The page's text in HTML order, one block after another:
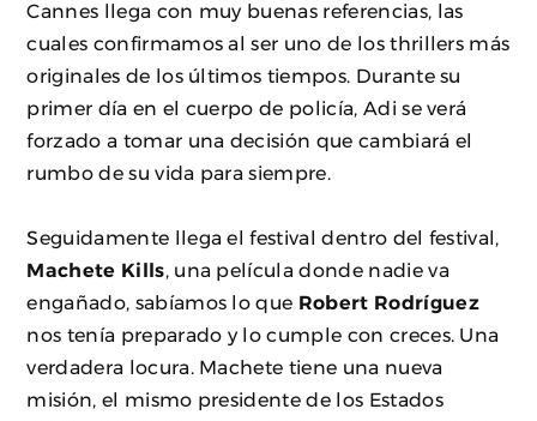
Cannes llega con muy buenas referencias, las
cuales confirmamos al ser uno de los thrillers más
originales de los últimos tiempos. Durante su
primer día en el cuerpo de policía, Adi se verá
forzado a tomar una decisión que cambiará el
rumbo de su vida para siempre.
Seguidamente llega el festival dentro del festival,
Machete Kills , una película donde nadie va
engañado, sabíamos lo que Robert Rodríguez
nos tenía preparado y lo cumple con creces. Una
verdadera locura. Machete tiene una nueva
misión, el mismo presidente de los Estados